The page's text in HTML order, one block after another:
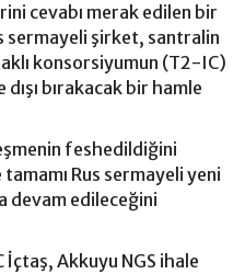
cevabı merak edilen bir
sermayeli şirket, santralin
konsorsiyumun (T2-IC)
bırakacak bir hamle
feshedildiğini
Rus sermayeli yeni
devam edileceğini
Akkuyu NGS ihale